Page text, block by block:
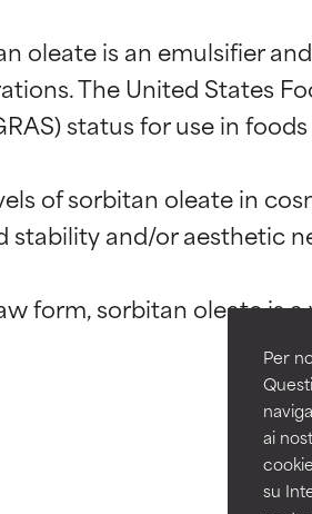
Per
ai
su
oleate is an emulsifier
The United States
status for use in
of sorbitan oleate in
stability and/or aesthetic
OTTIMO
Comprovati e
parte dei tipi di
BUONO
Necessario
DISCRETO
stabilità o
DA EVITARE
OTTIMO
Comprovati e
parte dei tipi di
BUONO
Necessario
DISCRETO
stabilità o
DA EVITARE